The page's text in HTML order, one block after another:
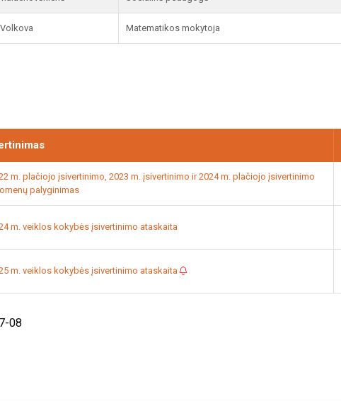
Matematikos mokytoja
m. plačiojo įsivertinimo, 2023 m. įsivertinimo ir 2024 m. plačiojo įsivertinimo
palyginimas
m. veiklos kokybės įsivertinimo ataskaita
m. veiklos kokybės įsivertinimo ataskaita
08